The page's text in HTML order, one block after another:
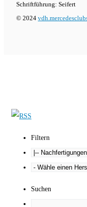
Schriftführung: Seifert
© 2024
Filtern
Suchen